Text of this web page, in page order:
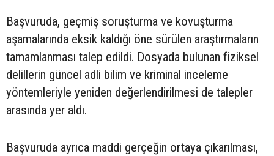
Başvuruda, geçmiş soruşturma ve kovuşturma
aşamalarında eksik kaldığı öne sürülen araştırmaların
tamamlanması talep edildi. Dosyada bulunan fiziksel
delillerin güncel adli bilim ve kriminal inceleme
yöntemleriyle yeniden değerlendirilmesi de talepler
arasında yer aldı.
Başvuruda ayrıca maddi gerçeğin ortaya çıkarılması,